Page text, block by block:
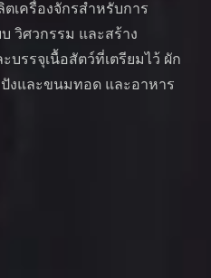
เครื่องจักรสำหรับการ
วิศวกรรม และสร้าง
บรรจุเนื้อสัตว์ที่เตรียมไว้ ผัก
งและขนมทอด และอาหาร